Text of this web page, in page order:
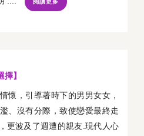
閱讀更多
】
懷，引導著時下的男男女女，
、沒有分際，致使戀愛最終走
更波及了週遭的親友.現代人心